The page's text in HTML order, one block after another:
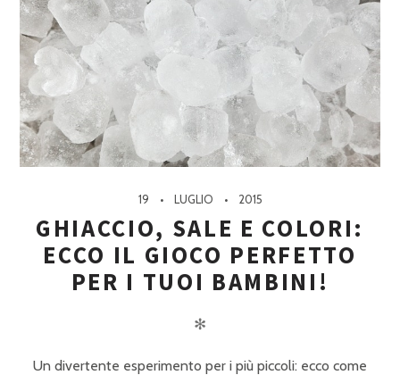
19 LUGLIO 2015
GHIACCIO, SALE E COLORI:
ECCO IL GIOCO PERFETTO
PER I TUOI BAMBINI!
✻
Un divertente esperimento per i più piccoli: ecco come